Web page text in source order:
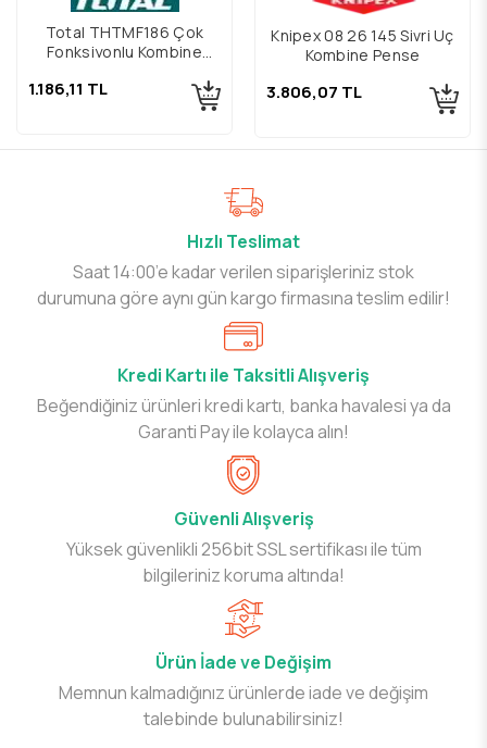
Total THTMF186 Çok
Fonksiyonlu Kombine
1.186,11 TL
Knipex 08 26 145 Sivri Uç
Kombine Pense
3.806,07 TL
Hızlı Teslimat
Saat 14:00’e kadar verilen siparişleriniz stok
durumuna göre aynı gün kargo firmasına teslim edilir!
Kredi Kartı ile Taksitli Alışveriş
Beğendiğiniz ürünleri kredi kartı, banka havalesi ya da
Garanti Pay ile kolayca alın!
Güvenli Alışveriş
Yüksek güvenlikli 256bit SSL sertifikası ile tüm
bilgileriniz koruma altında!
Ürün İade ve Değişim
Memnun kalmadığınız ürünlerde iade ve değişim
talebinde bulunabilirsiniz!